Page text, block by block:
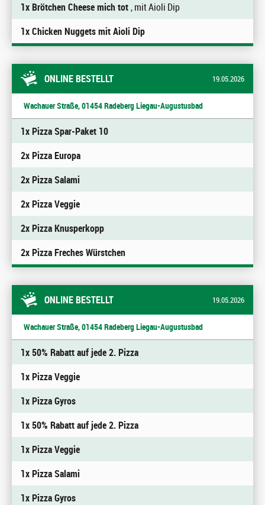
1x Brötchen Cheese mich tot, mit Aioli Dip
1x Chicken Nuggets mit Aioli Dip
ONLINE BESTELLT 19.05.2026
Wachauer Straße, 01454 Radeberg Liegau-Augustusbad
1x Pizza Spar-Paket 10
2x Pizza Europa
2x Pizza Salami
2x Pizza Veggie
2x Pizza Knusperkopp
2x Pizza Freches Würstchen
ONLINE BESTELLT 19.05.2026
Wachauer Straße, 01454 Radeberg Liegau-Augustusbad
1x 50% Rabatt auf jede 2. Pizza
1x Pizza Veggie
1x Pizza Gyros
1x 50% Rabatt auf jede 2. Pizza
1x Pizza Veggie
1x Pizza Salami
1x Pizza Gyros